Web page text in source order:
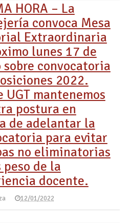
HORA – La
convoca Mesa
Extraordinaria
lunes 17 de
sobre convocatoria
2022.
UGT mantenemos
postura en
de adelantar la
para evitar
no eliminatorias
peso de la
docente.
12/01/2022